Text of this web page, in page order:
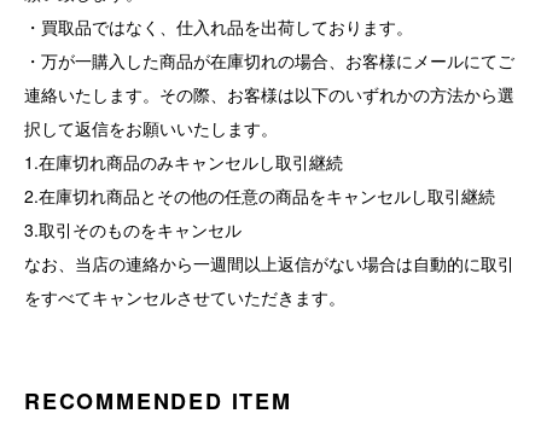
・買取品ではなく、仕入れ品を出荷しております。
・万が一購入した商品が在庫切れの場合、お客様にメールにてご
連絡いたします。その際、お客様は以下のいずれかの方法から選
択して返信をお願いいたします。
1.在庫切れ商品のみキャンセルし取引継続
2.在庫切れ商品とその他の任意の商品をキャンセルし取引継続
3.取引そのものをキャンセル
なお、当店の連絡から一週間以上返信がない場合は自動的に取引
をすべてキャンセルさせていただきます。
RECOMMENDED ITEM